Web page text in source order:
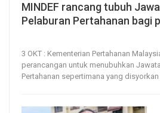
MINDEF rancang tubuh
Pelaburan Pertahanan bagi
3 OKT : Kementerian Pertahanan
perancangan untuk menubuhkan
Pertahanan sepertimana yang